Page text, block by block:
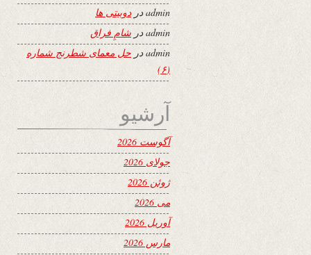
admin دردوبیتی ها
adminدر شامِ فراق
admin در حل معمای شطرنج شماره
(۶)
آرشیو
آگوست 2026
جولای 2026
ژوئن 2026
می 2026
آوریل 2026
مارس 2026